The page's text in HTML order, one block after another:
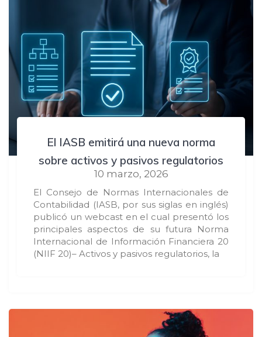
El IASB emitirá una nueva norma
sobre activos y pasivos regulatorios
10 marzo, 2026
El Consejo de Normas Internacionales de
Contabilidad (IASB, por sus siglas en inglés)
publicó un webcast en el cual presentó los
principales aspectos de su futura Norma
Internacional de Información Financiera 20
(NIIF 20)– Activos y pasivos regulatorios, la